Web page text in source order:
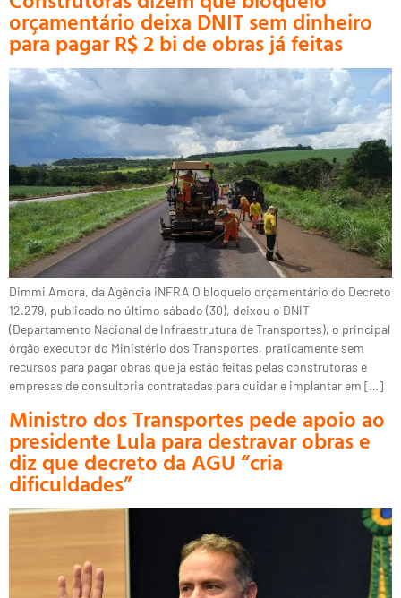
orçamentário deixa DNIT sem dinheiro
para pagar R$ 2 bi de obras já feitas
Dimmi Amora, da Agência iNFRA O bloqueio orçamentário do Decreto
12.279, publicado no último sábado (30), deixou o DNIT
(Departamento Nacional de Infraestrutura de Transportes), o principal
órgão executor do Ministério dos Transportes, praticamente sem
recursos para pagar obras que já estão feitas pelas construtoras e
empresas de consultoria contratadas para cuidar e implantar em […]
Ministro dos Transportes pede apoio ao
presidente Lula para destravar obras e
diz que decreto da AGU “cria
dificuldades”